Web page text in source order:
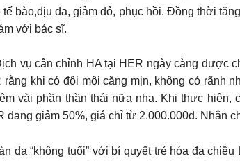
bào,dịu da, giảm đỏ, phục hồi. Đồng thời
với bác sĩ.
vụ cân chỉnh HA tại HER ngày càng được
khi có đôi môi căng mịn, không có rãnh
vài phần thần thái nữa nha. Khi thực
đang giảm 50%, giá chỉ từ 2.000.000đ. Nhắn
“không tuổi” với bí quyết trẻ hóa đa chiều